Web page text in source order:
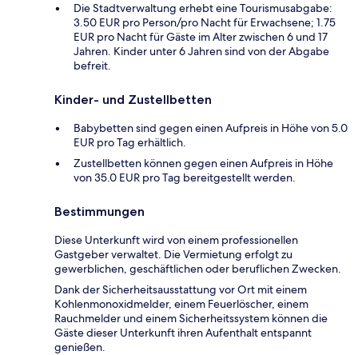
Die Stadtverwaltung erhebt eine Tourismusabgabe:
3.50 EUR pro Person/pro Nacht für Erwachsene; 1.75
EUR pro Nacht für Gäste im Alter zwischen 6 und 17
Jahren. Kinder unter 6 Jahren sind von der Abgabe
befreit.
Kinder- und Zustellbetten
Babybetten sind gegen einen Aufpreis in Höhe von 5.0
EUR pro Tag erhältlich.
Zustellbetten können gegen einen Aufpreis in Höhe
von 35.0 EUR pro Tag bereitgestellt werden.
Bestimmungen
Diese Unterkunft wird von einem professionellen
Gastgeber verwaltet. Die Vermietung erfolgt zu
gewerblichen, geschäftlichen oder beruflichen Zwecken.
Dank der Sicherheitsausstattung vor Ort mit einem
Kohlenmonoxidmelder, einem Feuerlöscher, einem
Rauchmelder und einem Sicherheitssystem können die
Gäste dieser Unterkunft ihren Aufenthalt entspannt
genießen.